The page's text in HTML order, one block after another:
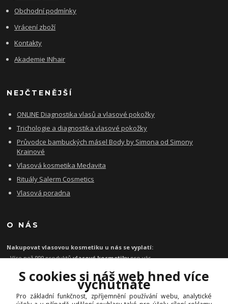
Obchodní podmínky
Vrácení zboží
Kontakty
Akademie INhair
NEJČTENĚJŠÍ
ONLINE Diagnostika vlasů a vlasové pokožky
Trichologie a diagnostika vlasové pokožky
Průvodce bambuckých másel Body by Simona od Simony
Krainové
Vlasová kosmetika Medavita
Rituály Salerm Cosmetics
Vlasová poradna
O NÁS
Nakupovat vlasovou kosmetiku u nás se vyplatí:
- Více než 999 produktůvlasové kosmetikypro vás
- Garance originality profesionálnívlasové kosmetiky
- Při objednávce zboží nad 1199 Kč poštovné zdarma
Expresní doručeníkosmetiky na vlasy do 1 - 2 dnů
S cookies si náš web hned více
vychutnáte
Pro základní funkčnost, zpříjemnění používání webu, analytické